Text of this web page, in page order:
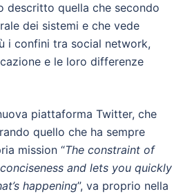
descritto quella che secondo
dei sistemi e che vede
i confini tra social network,
e le loro differenze
piattaforma Twitter, che
quello che ha sempre
mission “The constraint of
and lets you quickly
happening”, va proprio nella